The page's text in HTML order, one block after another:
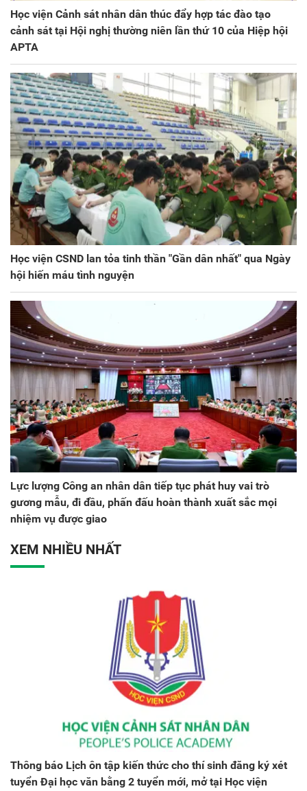
Học viện Cảnh sát nhân dân thúc đẩy hợp tác đào tạo
cảnh sát tại Hội nghị thường niên lần thứ 10 của Hiệp hội
APTA
Học viện CSND lan tỏa tinh thần "Gần dân nhất" qua Ngày
hội hiến máu tình nguyện
Lực lượng Công an nhân dân tiếp tục phát huy vai trò
gương mẫu, đi đầu, phấn đấu hoàn thành xuất sắc mọi
nhiệm vụ được giao
XEM NHIỀU NHẤT
Thông báo Lịch ôn tập kiến thức cho thí sinh đăng ký xét
tuyển Đại học văn bằng 2 tuyển mới, mở tại Học viện